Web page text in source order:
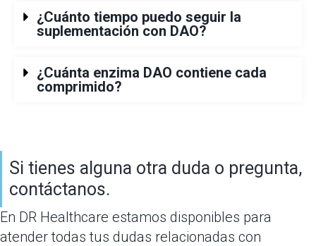
¿Cuánto tiempo puedo seguir la
suplementación con DAO?
¿Cuánta enzima DAO contiene cada
comprimido?
Si tienes alguna otra duda o pregunta,
contáctanos.
En DR Healthcare estamos disponibles para
atender todas tus dudas relacionadas con